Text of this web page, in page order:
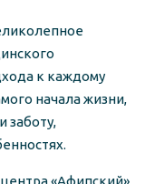
к каждому
начала жизни,
заботу,
«Афипский»